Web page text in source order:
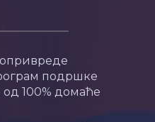
подршке
100% домаће